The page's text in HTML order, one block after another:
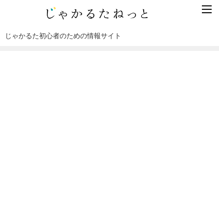
じゃかるた初心者のための情報サイト